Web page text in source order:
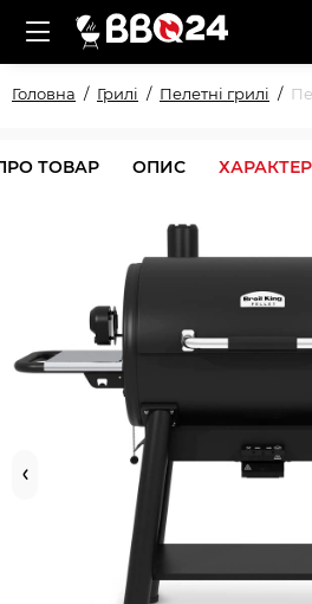
Головна Грилі Пелетні грилі
ТОВАР ОПИС